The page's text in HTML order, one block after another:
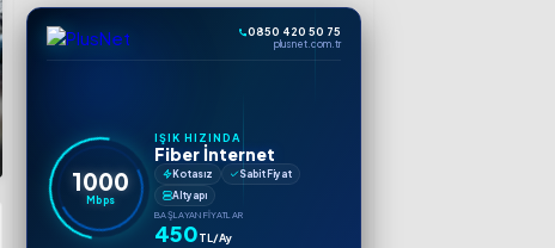
0850 420 50 75
plusnet.com.tr
1000
Mbps
IŞIK HIZINDA
Fiber İnternet
Kotasız
Sabit Fiyat
Altyapı
BAŞLAYAN FIYATLAR
450TL/Ay